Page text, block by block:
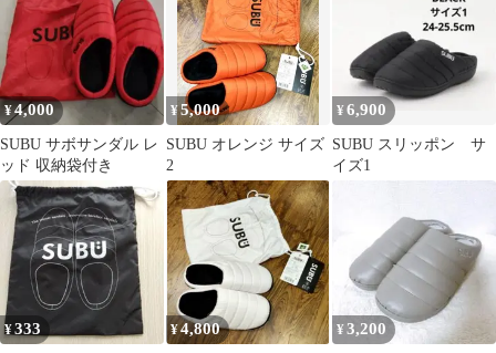
¥4,000
SUBU サボサンダル レ
ッド 収納袋付き
¥5,000
SUBU オレンジ サイズ
2
¥6,900
SUBU スリッポン サ
イズ1
¥333 ¥4,800 ¥3,200